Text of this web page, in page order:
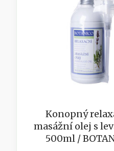
Konopný
masážní olej s
500ml /